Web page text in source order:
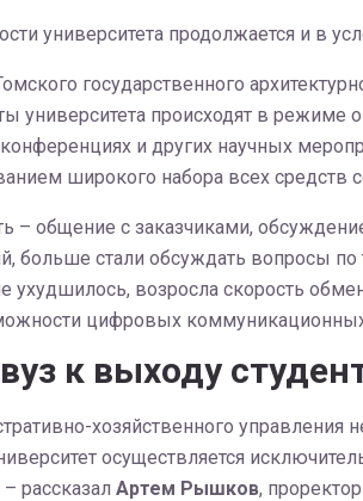
университета продолжается и в
государственного
университета происходят в
и других научных
широкого набора всех
– общение с заказчиками,
больше стали обсуждать вопросы
ухудшилось, возросла скорость
цифровых
к выходу
хозяйственного
осуществляется
рассказал Артем Рышков,